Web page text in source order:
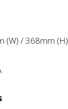
(W) / 368mm (H)